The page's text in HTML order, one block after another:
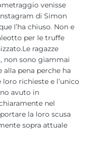
venisse
di Simon
l’ha chiuso. Non e
per le truffe
ragazze
non sono giammai
pena perche ha
richieste e l’unico
avuto in
nel
la loro scusa
sopra attuale